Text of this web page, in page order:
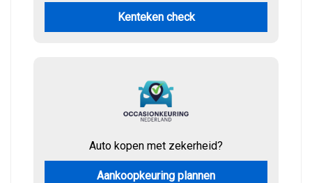
Kenteken check
Auto kopen met zekerheid?
Aankoopkeuring plannen